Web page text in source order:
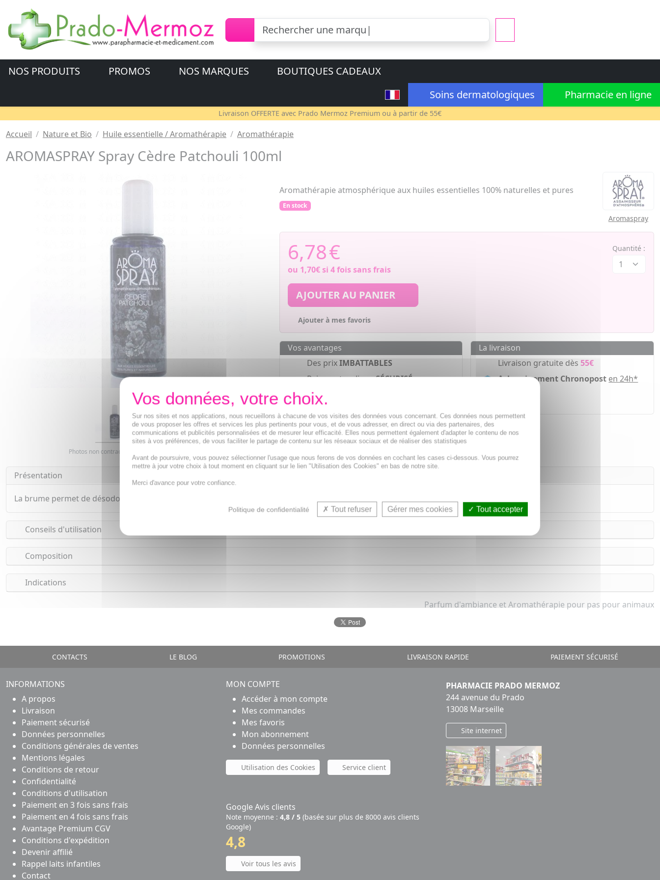
NOS PRODUITS PROMOS NOS MARQUES
BOUTIQUES CADEAUX
Soins dermatologiques
Pharmacie en ligne
Livraison OFFERTE avec Prado Mermoz Premium ou à partir de 55€
Accueil Nature et Bio Huile essentielle / Aromathérapie Aromathérapie
AROMASPRAY Spray Cèdre Patchouli 100ml
Photos non contractuelles. Copyright digimarquage
Aromathérapie atmosphérique aux huiles essentielles 100% naturelles et pures
En stock
Aromaspray
6,78€
ou 1,70€si 4 fois sans frais
Quantité :
AJOUTER AU PANIER
Ajouter à mes favoris
Vos avantages
Des prixIMBATTABLES
Paiement en ligneSÉCURISÉ
Paiement en
de 30€
La livraison
Livraison gratuite dès55€
Acheminement Chronopost en 24h*
Présentation
La brume permet de désodoriser l'air ambiant en retirant les mauvaises odeurs tout en créant une ambiance de senteur intense.
Conseils d'utilisation
Composition
Indications
Parfum d'ambiance et Aromathérapie pour pas pour animaux
CONTACTS LE BLOG PROMOTIONS LIVRAISON RAPIDE PAIEMENT SÉCURISÉ
INFORMATIONS
A propos
Livraison
Paiement sécurisé
Données personnelles
Conditions générales de ventes
Mentions légales
Conditions de retour
Confidentialité
Conditions d'utilisation
Paiement en 3 fois sans frais
Paiement en 4 fois sans frais
Avantage Premium CGV
Conditions d'expédition
Devenir affilié
Rappel laits infantiles
Contact
MON COMPTE
Accéder à mon compte
Mes commandes
Mes favoris
Mon abonnement
Données personnelles
Utilisation des Cookies Service client
Google Avis clients
Note moyenne : 4,8 / 5 (basée sur plus de 8000 avis clients
Google)
4,8
Voir tous les avis
PHARMACIE PRADO MERMOZ
244 avenue du Prado
13008 Marseille
Site internet
Sur nos sites et nos applications, nous recueillons à chacune de vos visites des données vous concernant. Ces données nous permettent
de vous proposer les offres et services les plus pertinents pour vous, et de vous adresser, en direct ou via des partenaires, des
communications et publicités personnalisées et de mesurer leur efficacité. Elles nous permettent également d'adapter le contenu de nos
sites à vos préférences, de vous faciliter le partage de contenu sur les réseaux sociaux et de réaliser des statistiques
Avant de poursuivre, vous pouvez sélectionner l'usage que nous ferons de vos données en cochant les cases ci-dessous. Vous pourrez
mettre à jour votre choix à tout moment en cliquant sur le lien "Utilisation des Cookies" en bas de notre site.
Merci d'avance pour votre confiance.
Politique de confidentialité Tout refuser Gérer mes cookies Tout accepter